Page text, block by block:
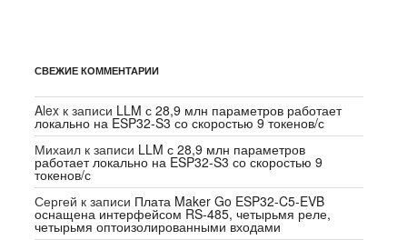
СВЕЖИЕ КОММЕНТАРИИ
Alex к записи LLM с 28,9 млн параметров работает
локально на ESP32-S3 со скоростью 9 токенов/с
Михаил к записи LLM с 28,9 млн параметров
работает локально на ESP32-S3 со скоростью 9
токенов/с
Сергей к записи Плата Maker Go ESP32-C5-EVB
оснащена интерфейсом RS-485, четырьмя реле,
четырьмя оптоизолированными входами